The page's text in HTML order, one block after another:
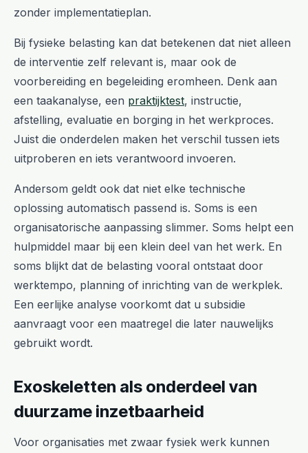
zonder implementatieplan.
Bij fysieke belasting kan dat betekenen dat niet alleen
de interventie zelf relevant is, maar ook de
voorbereiding en begeleiding eromheen. Denk aan
een taakanalyse, een praktijktest, instructie,
afstelling, evaluatie en borging in het werkproces.
Juist die onderdelen maken het verschil tussen iets
uitproberen en iets verantwoord invoeren.
Andersom geldt ook dat niet elke technische
oplossing automatisch passend is. Soms is een
organisatorische aanpassing slimmer. Soms helpt een
hulpmiddel maar bij een klein deel van het werk. En
soms blijkt dat de belasting vooral ontstaat door
werktempo, planning of inrichting van de werkplek.
Een eerlijke analyse voorkomt dat u subsidie
aanvraagt voor een maatregel die later nauwelijks
gebruikt wordt.
Exoskeletten als onderdeel van
duurzame inzetbaarheid
Voor organisaties met zwaar fysiek werk kunnen